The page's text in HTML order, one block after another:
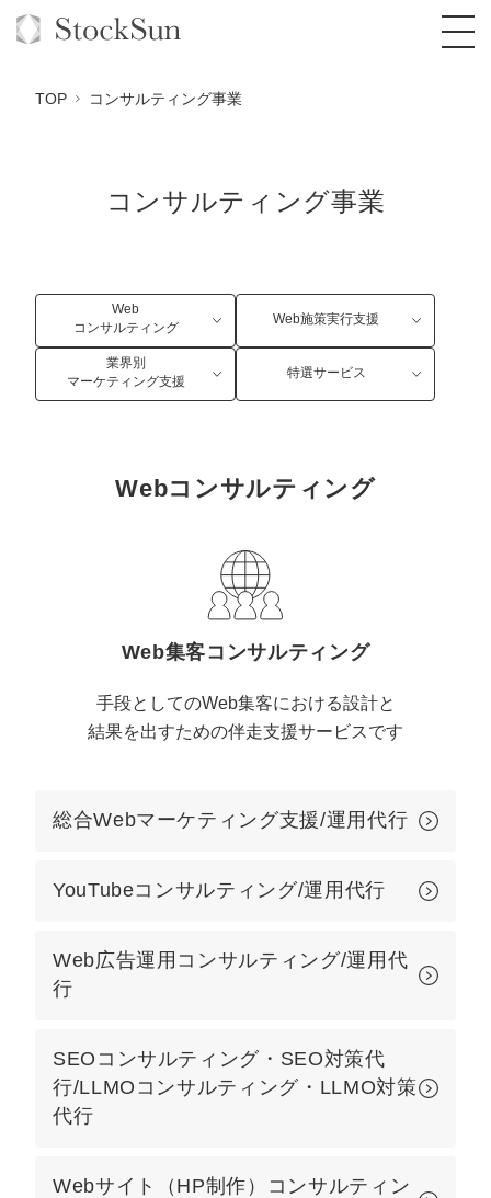
オーダーメイド支援
コンサルタント一覧
品質ガイドライン
社内コンペ
定額制Webマーケティング代行『マキトルく
定額制営業代行『カリトルくん』
営業改善特化の動画制作『動画でカリトルく
定額LINE運用代行『LINEマキトルくん』
オリジナルサービス
格安でAI導入支援『あいのりAI』
拡散付1日密着動画制作『まるごと社長』
定額制LP制作・改善『最強LP』
実績
お役立ち資料
オンラインサロン
StockSun道場
道場TOP
エンジニア
年収エージェント
ミッション・ビジョン・バリュー
代表メッセージ（岩野圭佑）
取締役メッセージ（株本祐己）
認定パートナー
インターン
マーケマネージャー
常勤監査役
募集要項一覧
TOP コンサルティング事業
コンサルティング事業
Web
コンサルティング
Web施策実行支援
業界別
マーケティング支援
特選サービス
Webコンサルティング
Web集客コンサルティング
手段としてのWeb集客における設計と
結果を出すための伴走支援サービスです
総合Webマーケティング支援/運用代行
YouTubeコンサルティング/運用代行
Web広告運用コンサルティング/運用代
行
SEOコンサルティング・SEO対策代
行/LLMOコンサルティング・LLMO対策
代行
Webサイト（HP制作）コンサルティン